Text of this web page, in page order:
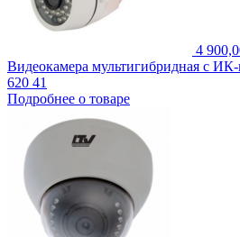
4
Видеокамера мультигибридная с
620 41
Подробнее о товаре